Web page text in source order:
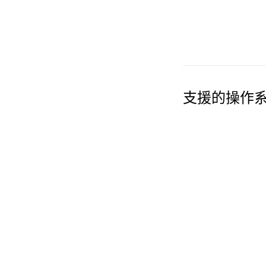
支援的操作